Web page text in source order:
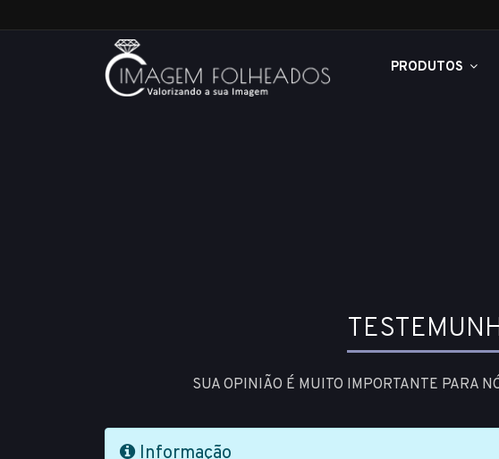
PRODUTOS
SUA OPINIÃO É MUITO IMPORTANTE PARA
Informação